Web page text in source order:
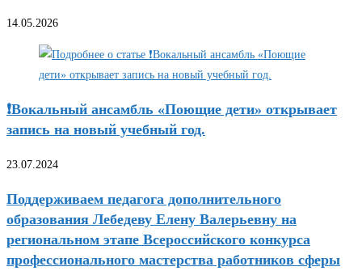
14.05.2026
❗Вокальный ансамбль «Поющие дети» открывает
запись на новый учебный год.
23.07.2024
Поддерживаем педагога дополнительного
образования Лебедеву Елену Валерьевну на
региональном этапе Всероссийского конкурса
профессионального мастерства работников сферы